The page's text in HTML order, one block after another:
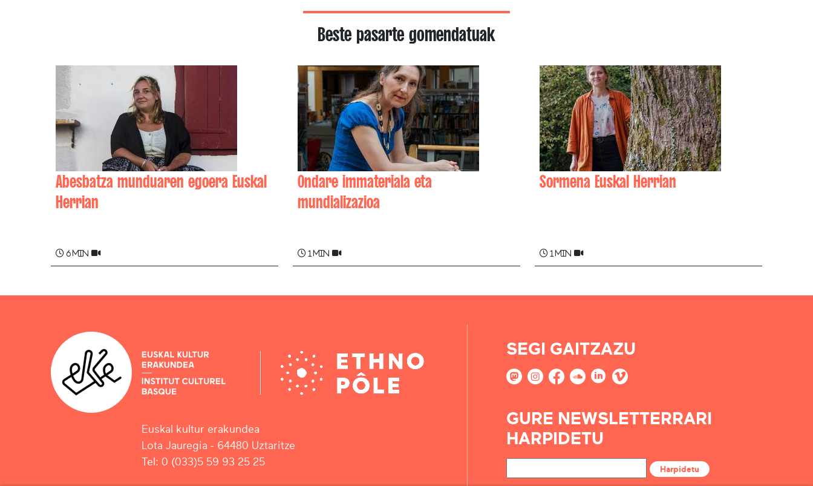
Beste pasarte gomendatuak
Abesbatza munduaren egoera Euskal
Herrian
6 min
Ondare immateriala eta
mundializazioa
1 min
Sormena Euskal Herrian
1 min
Euskal kultur erakundea
Lota Jauregia - 64480 Uztaritze
Tel: 0 (033)5 59 93 25 25
SEGI GAITZAZU
GURE NEWSLETTERRARI
HARPIDETU
Harpidetu